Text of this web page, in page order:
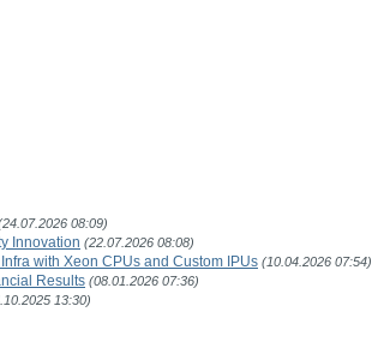
08:09)
Innovation (22.07.2026 08:08)
with Xeon CPUs and Custom IPUs (10.04.2026 07:54)
Results (08.01.2026 07:36)
13:30)